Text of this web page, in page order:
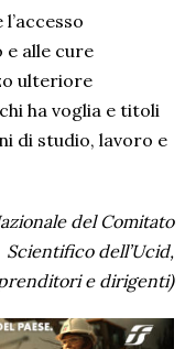
e alle cure
ulteriore
ha voglia e titoli
di studio, lavoro e
del Comitato
Scientifico dell’Ucid,
e dirigenti)